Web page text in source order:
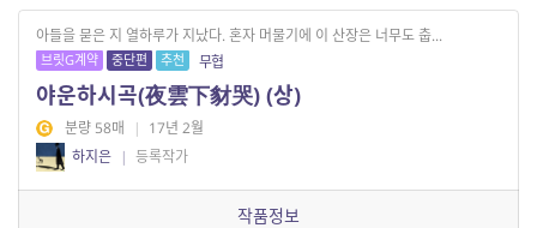
아들을 묻은 지 열하루가 지났다. 혼자 머물기에 이 산장은 너무도 춥...
브릿G계약 중단편 추천 무협
야운하시곡(夜雲下豺哭) (상)
분량 58매 | 17년 2월
하지은 | 등록작가
작품정보